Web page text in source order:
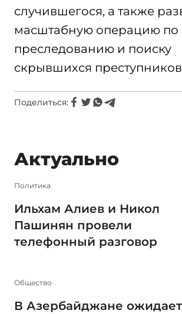
случившегося, а также
масштабную операцию по
преследованию и поиску
скрывшихся
Поделиться:
Актуально
Политика
Ильхам Алиев и Никол
Пашинян провели
телефонный разговор
Общество
В Азербайджане